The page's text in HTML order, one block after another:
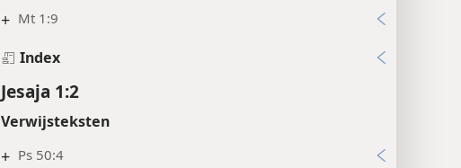
+ Mt 1:9
Index
Jesaja 1:2
Verwijsteksten
+ Ps 50:4